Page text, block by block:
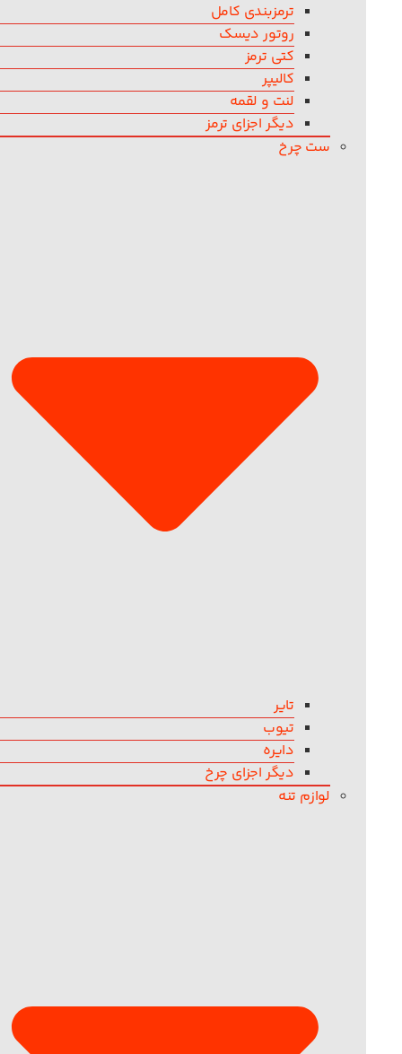
ترمزبندی کامل
روتور دیسک
کتی ترمز
کالیپر
لنت و لقمه
دیگر اجزای ترمز
ست چرخ
تایر
تیوب
دایره
دیگر اجزای چرخ
لوازم تنه